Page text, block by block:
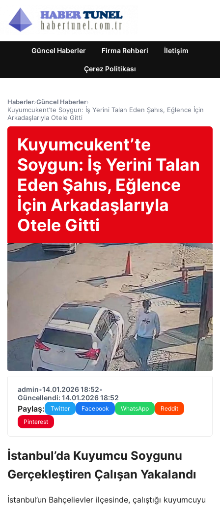
Güncel Haberler Firma Rehberi İletişim
Çerez Politikası
Haberler›Güncel Haberler›
Kuyumcukent’te Soygun: İş Yerini Talan Eden Şahıs, Eğlence İçin
Arkadaşlarıyla Otele Gitti
Kuyumcukent’te
Soygun: İş Yerini Talan
Eden Şahıs, Eğlence
İçin Arkadaşlarıyla
Otele Gitti
admin•14.01.2026 18:52•
Güncellendi: 14.01.2026 18:52
Paylaş: Twitter Facebook WhatsApp
Reddit
Pinterest
İstanbul’da Kuyumcu Soygunu
Gerçekleştiren Çalışan Yakalandı
İstanbul’un Bahçelievler ilçesinde, çalıştığı kuyumcuyu